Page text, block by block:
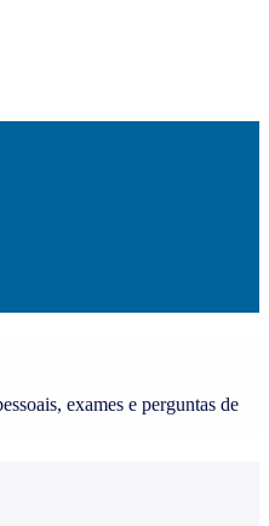
exames e perguntas de